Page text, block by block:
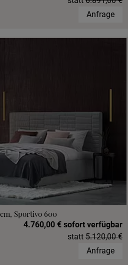
Anfrage
Sportivo 600
4.760,00 € sofort verfügbar
statt 5.120,00 €
Anfrage